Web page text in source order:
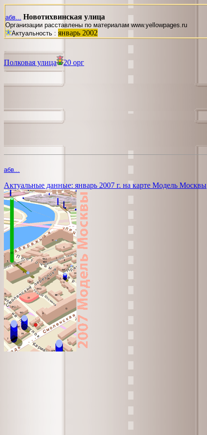
абв... Новотихвинская улица
Организации расставлены по материалам www.yellowpages.ru
Актуальность : январь 2002
Полковая улица 20 орг
абв...
Актуальные данные: январь 2007 г. на карте Модель Москвы